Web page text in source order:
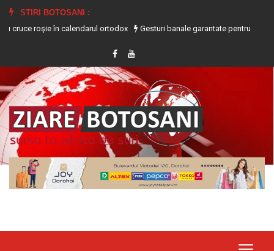
STIRI BOTOSANI :
roşie în calendarul ortodox
Gesturi banale garantate pentru a te ajuta să